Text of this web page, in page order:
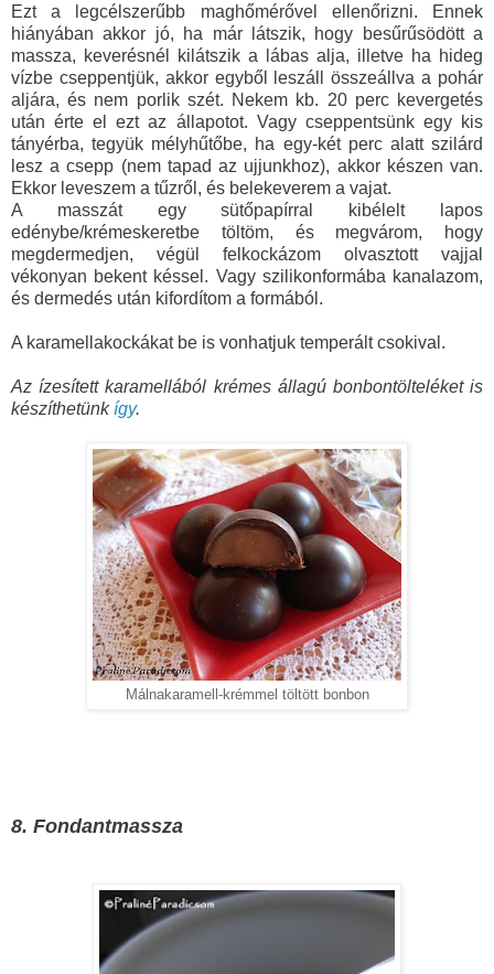
Ezt a legcélszerűbb maghőmérővel ellenőrizni. Ennek
hiányában akkor jó, ha már látszik, hogy besűrűsödött a
massza, keverésnél kilátszik a lábas alja, illetve ha hideg
vízbe cseppentjük, akkor egyből leszáll összeállva a pohár
aljára, és nem porlik szét. Nekem kb. 20 perc kevergetés
után érte el ezt az állapotot. Vagy cseppentsünk egy kis
tányérba, tegyük mélyhűtőbe, ha egy-két perc alatt szilárd
lesz a csepp (nem tapad az ujjunkhoz), akkor készen van.
Ekkor leveszem a tűzről, és belekeverem a vajat.
A masszát egy sütőpapírral kibélelt lapos
edénybe/krémeskeretbe töltöm, és megvárom, hogy
megdermedjen, végül felkockázom olvasztott vajjal
vékonyan bekent késsel. Vagy szilikonformába kanalazom,
és dermedés után kifordítom a formából.
A karamellakockákat be is vonhatjuk temperált csokival.
Az ízesített karamellából krémes állagú bonbontölteléket is
készíthetünk így.
Málnakaramell-krémmel töltött bonbon
8. Fondantmassza